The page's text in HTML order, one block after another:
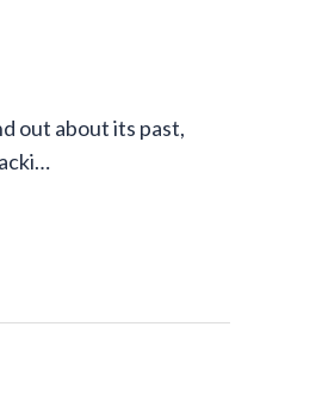
out about its past,